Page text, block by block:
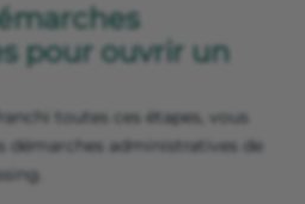
pour ouvrir un
toutes ces étapes, vous
démarches administratives de